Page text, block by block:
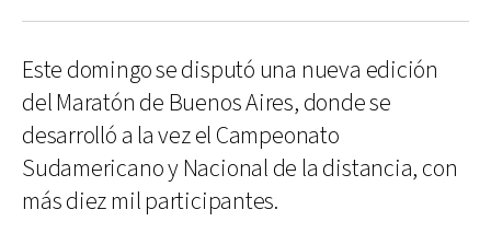
Este domingo se disputó una nueva edición
del Maratón de Buenos Aires, donde se
desarrolló a la vez el Campeonato
Sudamericano y Nacional de la distancia, con
más diez mil participantes.